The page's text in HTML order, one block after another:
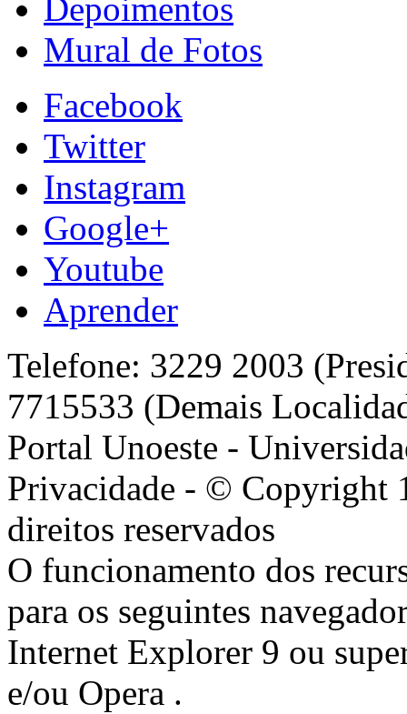
Depoimentos
Mural de Fotos
Facebook
Twitter
Instagram
Google+
Youtube
Aprender
Telefone: 3229 2003
7715533 (Demais
Portal Unoeste -
Privacidade - © Copyright
direitos reservados
O funcionamento dos
para os seguintes
Internet Explorer 9 ou
e/ou Opera .